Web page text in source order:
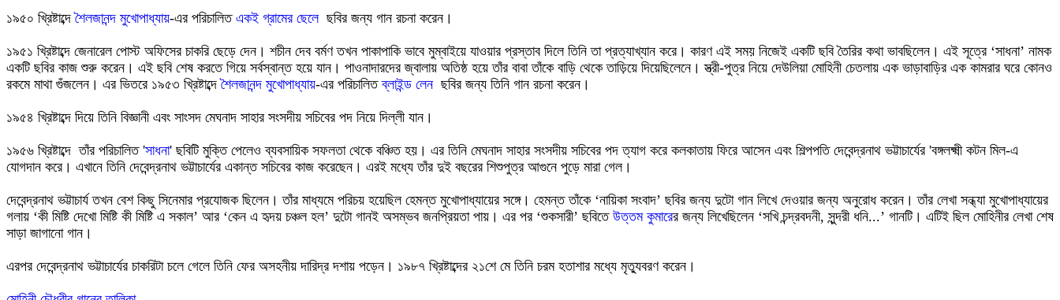
১৯৫০ খ্রিষ্টাব্দেশৈলজানন্দ মুখোপাধ্যায়-এর পরিচালিত একই গ্রামের ছেলেছবির জন্য গান রচনা করেন।
১৯৫১ খ্রিষ্টাব্দে জেনারেল পোস্ট অফিসের চাকরি ছেড়ে দেন। শচীন দেব বর্মণ তখন পাকাপাকি ভাবে মুম্বাইয়ে যাওয়ার প্রস্তাব দিলে তিনি তা প্রত্যাখ্যান করে। কারণ এই সময় নিজেই একটি ছবি তৈরির কথা ভাবছিলেন। এই সূত্রে ‘সাধনা’ নামক
একটি ছবির কাজ শুরু করেন। এই ছবি শেষ করতে গিয়ে সর্বস্বান্ত হয়ে যান। পাওনাদারদের জ্বালায় অতিষ্ঠ হয়ে তাঁর বাবা তাঁকে বাড়ি থেকে তাড়িয়ে দিয়েছিলেনে। স্ত্রী-পুত্র নিয়ে দেউলিয়া মোহিনী চেতলায় এক ভাড়াবাড়ির এক কামরার ঘরে কোনও
রকমে মাথা গুঁজলেন। এর ভিতরে ১৯৫৩ খ্রিষ্টাব্দেশৈলজানন্দ মুখোপাধ্যায়-এর পরিচালিতব্লাইন্ড লেন ছবির জন্য তিনি গান রচনা করেন।
১৯৫৪ খ্রিষ্টাব্দে দিয়ে তিনি বিজ্ঞানী এবং সাংসদ মেঘনাদ সাহার সংসদীয় সচিবের পদ নিয়ে দিল্লী যান।
১৯৫৬ খ্রিষ্টাব্দে তাঁর পরিচালিত 'সাধনা' ছবিটি মুক্তি পেলেও ব্যবসায়িক সফলতা থেকে বঞ্চিত হয়। এর তিনি মেঘনাদ সাহার সংসদীয় সচিবের পদ ত্যাগ করে কলকাতায় ফিরে আসেন এবং শিল্পপতি দেবেন্দ্রনাথ ভট্টাচার্যের 'বঙ্গলক্ষ্মী কটন মিল-এ
যোগদান করে। এখানে তিনি দেবেন্দ্রনাথ ভট্টাচার্যের একান্ত সচিবের কাজ করেছেন। এরই মধ্যে তাঁর দুই বছরের শিশুপুত্র আগুনে পুড়ে মারা গেল।
দেবেন্দ্রনাথ ভট্টাচার্য তখন বেশ কিছু সিনেমার প্রযোজক ছিলেন। তাঁর মাধ্যমে পরিচয় হয়েছিল হেমন্ত মুখোপাধ্যায়ের সঙ্গে। হেমন্ত তাঁকে ‘নায়িকা সংবাদ’ ছবির জন্য দুটো গান লিখে দেওয়ার জন্য অনুরোধ করেন। তাঁর লেখা সন্ধ্যা মুখোপাধ্যায়ের
গলায় ‘কী মিষ্টি দেখো মিষ্টি কী মিষ্টি এ সকাল’ আর ‘কেন এ হৃদয় চঞ্চল হল’ দুটো গানই অসম্ভব জনপ্রিয়তা পায়। এর পর ‘শুকসারী’ ছবিতে উত্তম কুমারের জন্য লিখেছিলেন ‘সখি চন্দ্রবদনী, সুন্দরী ধনি...’ গানটি। এটিই ছিল মোহিনীর লেখা শেষ
সাড়া জাগানো গান।
এরপর দেবেন্দ্রনাথ ভট্টাচার্যের চাকরিটা চলে গেলে তিনি ফের অসহনীয় দারিদ্র দশায় পড়েন। ১৯৮৭ খ্রিষ্টাব্দের ২১শে মে তিনি চরম হতাশার মধ্যে মৃত্যুবরণ করেন।